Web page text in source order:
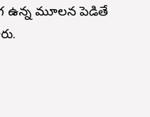
ఉన్న మూలన పెడితే